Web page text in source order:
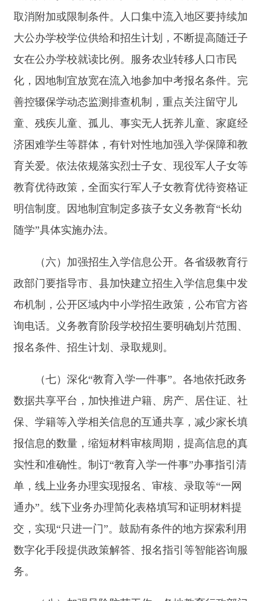
布机制，公开区域内中小学招生政策，公布官方咨
询电话。义务教育阶段学校招生要明确划片范围、
报名条件、招生计划、录取规则。
数据共享平台，加快推进户籍、房产、居住证、社
保、学籍等入学相关信息的互通共享，减少家长填
报信息的数量，缩短材料审核周期，提高信息的真
实性和准确性。制订“教育入学一件事”办事指引清
单，线上业务办理实现报名、审核、录取等“一网
通办”。线下业务办理简化表格填写和证明材料提
交，实现“只进一门”。鼓励有条件的地方探索利用
（八）加强风险防范工作。各地教育行政部门
要建立健全风险排查机制，聚焦报名、录取、分班
等关键环节，重点排查政策执行偏差、信息公开不
足、网络舆情隐患、突发安全事件等风险点，完善
应急预案，严防学校突然关停等产生的退费、师生
安置等问题，做到早发现、早报告、早处置。加强
廉洁风险防控，加强对重点岗位人员的教育监督，
严防权力寻租、利益输送等违纪违法行为。
三、工作要求
强工作部署，将专项行动各项要求落实到本年度招
生政策中。省级教育行政部门负责统筹规划，压实
地方主体责任。各地要明确细化工作要求，形成严
抓严管的态势。